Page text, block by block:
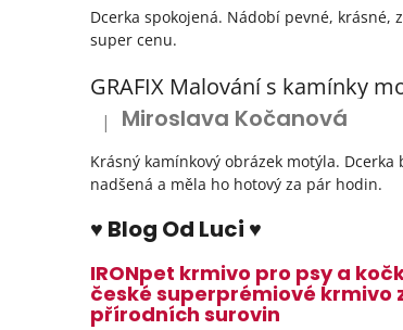
Dcerka spokojená. Nádobí pevné, krásné,
super cenu.
Hodnocení produktu je 5 z 5 hvězdiček.
| Miroslava Kočanová
Krásný kamínkový obrázek motýla. Dcerka
nadšená a měla ho hotový za pár hodin.
♥ Blog Od Luci ♥
IRONpet krmivo pro psy a
české superprémiové krmivo
přírodních surovin